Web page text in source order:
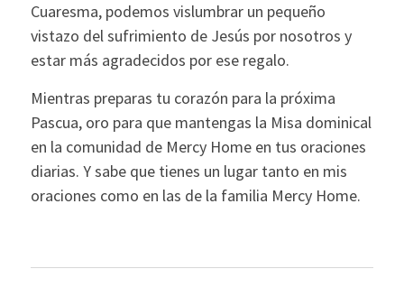
Cuaresma, podemos vislumbrar un pequeño
vistazo del sufrimiento de Jesús por nosotros y
estar más agradecidos por ese regalo.
Mientras preparas tu corazón para la próxima
Pascua, oro para que mantengas la Misa dominical
en la comunidad de Mercy Home en tus oraciones
diarias. Y sabe que tienes un lugar tanto en mis
oraciones como en las de la familia Mercy Home.